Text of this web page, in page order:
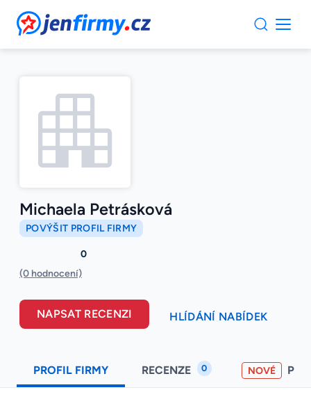
JenFirmy.cz
Michaela Petrásková
POVÝŠIT PROFIL FIRMY
0
(0 hodnocení)
NAPSAT RECENZI HLÍDÁNÍ NABÍDEK
PROFIL FIRMY RECENZE 0 NOVÉ